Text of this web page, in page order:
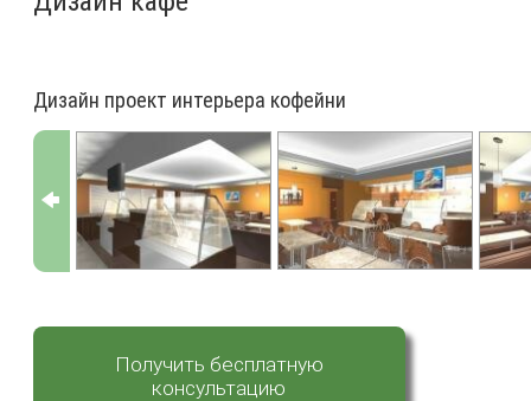
Дизайн проект интерьера кофейни
Получить бесплатную
консультацию